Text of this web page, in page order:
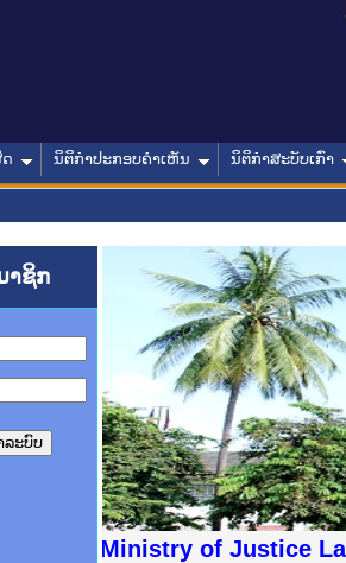
ນິຕິກໍາປະກອບຄໍາເຫັນ ນິຕິກໍາສະບັບເກົ່າ
າຊິກ
Ministry of Justice Lao